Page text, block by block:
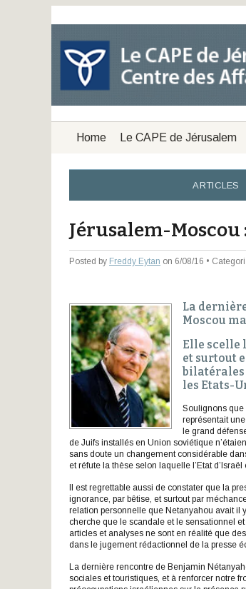
Home Le CAPE de Jérusalem
ARTICLES
Jérusalem-
Posted by Freddy Eytan on 6/08/16 •
La
Moscou
Elle scelle
et surtout
bilatérales
les Etats-
Soulignons que
représentait
le grand
de Juifs installés en Union soviétique
sans doute un changement considérable
et réfute la thèse selon laquelle l’Etat
Il est regrettable aussi de constater que la
ignorance, par bêtise, et surtout par
relation personnelle que Netanyahou avait il
cherche que le scandale et le sensationnel
articles et analyses ne sont en réalité que
dans le jugement rédactionnel de la presse
La dernière rencontre de Benjamin
sociales et touristiques, et à renforcer notre